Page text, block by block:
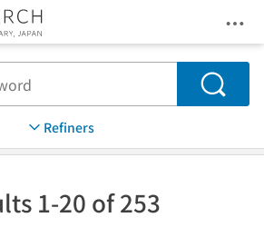
Search
Refiners
1-20 of 253